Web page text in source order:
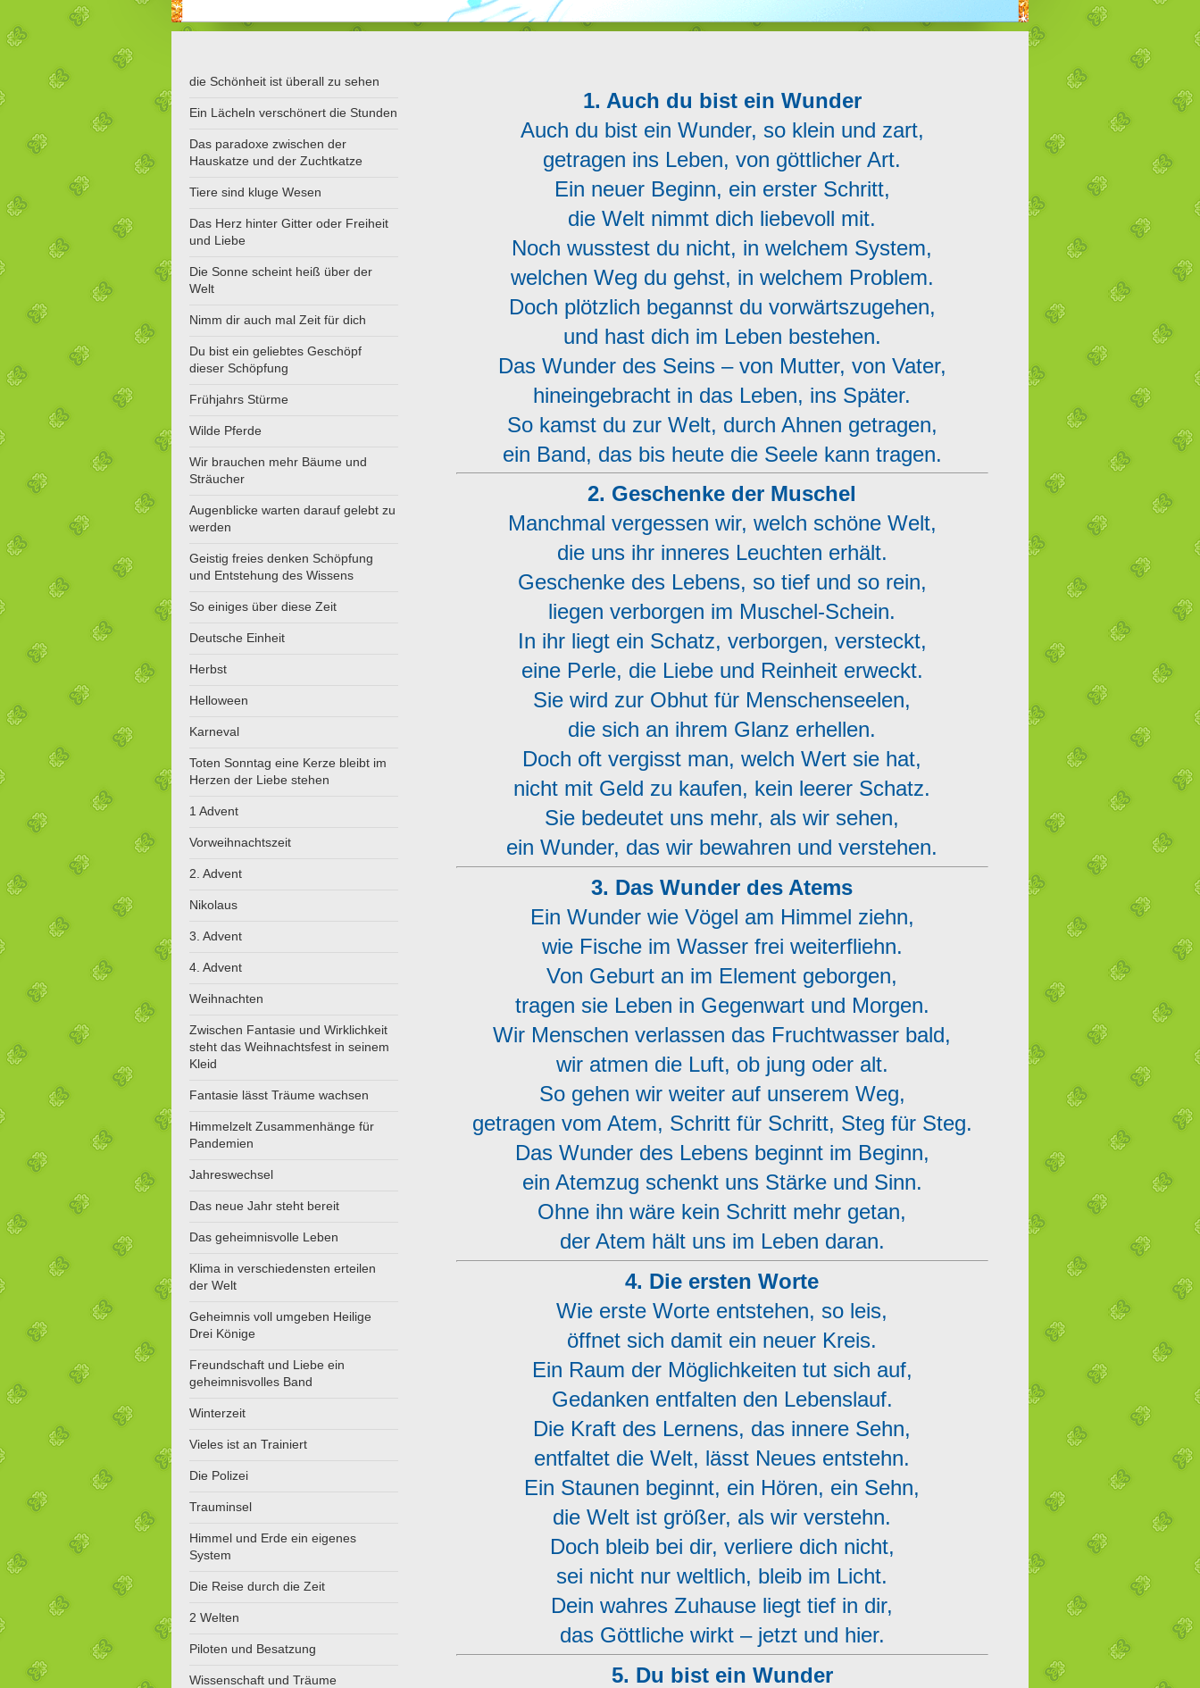
1. Auch du bist ein Wunder
Auch du bist ein Wunder, so klein und zart,
getragen ins Leben, von göttlicher Art.
Ein neuer Beginn, ein erster Schritt,
die Welt nimmt dich liebevoll mit.
Noch wusstest du nicht, in welchem System,
welchen Weg du gehst, in welchem Problem.
Doch plötzlich begannst du vorwärtszugehen,
und hast dich im Leben bestehen.
Das Wunder des Seins – von Mutter, von Vater,
hineingebracht in das Leben, ins Später.
So kamst du zur Welt, durch Ahnen getragen,
ein Band, das bis heute die Seele kann tragen.
2. Geschenke der Muschel
Manchmal vergessen wir, welch schöne Welt,
die uns ihr inneres Leuchten erhält.
Geschenke des Lebens, so tief und so rein,
liegen verborgen im Muschel-Schein.
In ihr liegt ein Schatz, verborgen, versteckt,
eine Perle, die Liebe und Reinheit erweckt.
Sie wird zur Obhut für Menschenseelen,
die sich an ihrem Glanz erhellen.
Doch oft vergisst man, welch Wert sie hat,
nicht mit Geld zu kaufen, kein leerer Schatz.
Sie bedeutet uns mehr, als wir sehen,
ein Wunder, das wir bewahren und verstehen.
3. Das Wunder des Atems
Ein Wunder wie Vögel am Himmel ziehn,
wie Fische im Wasser frei weiterfliehn.
Von Geburt an im Element geborgen,
tragen sie Leben in Gegenwart und Morgen.
Wir Menschen verlassen das Fruchtwasser bald,
wir atmen die Luft, ob jung oder alt.
So gehen wir weiter auf unserem Weg,
getragen vom Atem, Schritt für Schritt, Steg für Steg.
Das Wunder des Lebens beginnt im Beginn,
ein Atemzug schenkt uns Stärke und Sinn.
Ohne ihn wäre kein Schritt mehr getan,
der Atem hält uns im Leben daran.
4. Die ersten Worte
Wie erste Worte entstehen, so leis,
öffnet sich damit ein neuer Kreis.
Ein Raum der Möglichkeiten tut sich auf,
Gedanken entfalten den Lebenslauf.
Die Kraft des Lernens, das innere Sehn,
entfaltet die Welt, lässt Neues entstehn.
Ein Staunen beginnt, ein Hören, ein Sehn,
die Welt ist größer, als wir verstehn.
Doch bleib bei dir, verliere dich nicht,
sei nicht nur weltlich, bleib im Licht.
Dein wahres Zuhause liegt tief in dir,
das Göttliche wirkt – jetzt und hier.
5. Du bist ein Wunder
die Schönheit ist überall zu sehen
Ein Lächeln verschönert die Stunden
Das paradoxe zwischen der
Hauskatze und der Zuchtkatze
Tiere sind kluge Wesen
Das Herz hinter Gitter oder Freiheit
und Liebe
Die Sonne scheint heiß über der
Welt
Nimm dir auch mal Zeit für dich
Du bist ein geliebtes Geschöpf
dieser Schöpfung
Frühjahrs Stürme
Wilde Pferde
Wir brauchen mehr Bäume und
Sträucher
Augenblicke warten darauf gelebt zu
werden
Geistig freies denken Schöpfung
und Entstehung des Wissens
So einiges über diese Zeit
Deutsche Einheit
Herbst
Helloween
Karneval
Toten Sonntag eine Kerze bleibt im
Herzen der Liebe stehen
1 Advent
Vorweihnachtszeit
2. Advent
Nikolaus
3. Advent
4. Advent
Weihnachten
Zwischen Fantasie und Wirklichkeit
steht das Weihnachtsfest in seinem
Kleid
Fantasie lässt Träume wachsen
Himmelzelt Zusammenhänge für
Pandemien
Jahreswechsel
Das neue Jahr steht bereit
Das geheimnisvolle Leben
Klima in verschiedensten erteilen
der Welt
Geheimnis voll umgeben Heilige
Drei Könige
Freundschaft und Liebe ein
geheimnisvolles Band
Winterzeit
Vieles ist an Trainiert
Die Polizei
Trauminsel
Himmel und Erde ein eigenes
System
Die Reise durch die Zeit
2 Welten
Piloten und Besatzung
Wissenschaft und Träume